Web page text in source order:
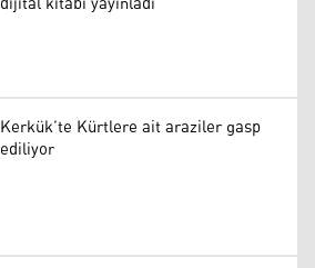
Kerkük’te Kürtlere ait araziler gasp
ediliyor